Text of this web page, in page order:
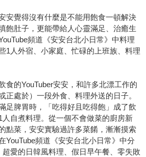
安覺得沒有什麼是不能用飽食一頓解決
飽肚子，更能帶給人心靈滿足、治癒生
頻道《安安台北小日常》中料理
1人外宿、小家庭、忙碌的上班族、料理
食的YouTuber安安，和許多北漂工作的
正處於）一段外食、料理外送的日子。
足脾胃時，「吃得好且吃得飽」成了飲
自煮料理。從一個不會做菜的廚房新
點菜，安安實驗過許多菜餚，漸漸摸索
YouTube頻道《安安台北小日常》中分
愛的日韓風料理、假日早午餐、零失敗